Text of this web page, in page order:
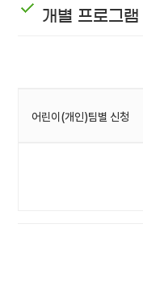
개별 프로그램
어린이(개인)팀별 신청